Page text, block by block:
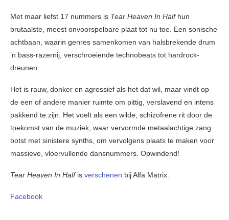
Met maar liefst 17 nummers is Tear Heaven In Halfhun
brutaalste, meest onvoorspelbare plaat tot nu toe. Een sonische
achtbaan, waarin genres samenkomen van halsbrekende drum
’n bass-razernij, verschroeiende technobeats tot hardrock-
dreunen.
Het is rauw, donker en agressief als het dat wil, maar vindt op
de een of andere manier ruimte om pittig, verslavend en intens
pakkend te zijn. Het voelt als een wilde, schizofrene rit door de
toekomst van de muziek, waar vervormde metaalachtige zang
botst met sinistere synths, om vervolgens plaats te maken voor
massieve, vloervullende dansnummers. Opwindend!
Tear Heaven In Half is verschenen bij Alfa Matrix.
Facebook